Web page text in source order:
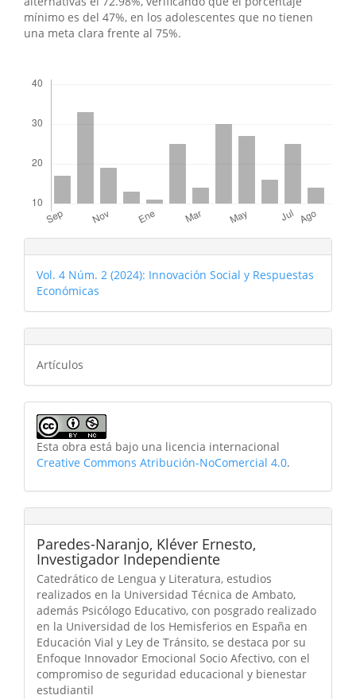
mínimo es del 47%, en los adolescentes que no tienen
una meta clara frente al 75%.
Vol. 4 Núm. 2 (2024): Innovación Social y Respuestas
Económicas
Artículos
Esta obra está bajo una licencia internacional
Creative Commons Atribución-NoComercial 4.0.
Paredes-Naranjo, Kléver Ernesto,
Investigador Independiente
Catedrático de Lengua y Literatura, estudios
realizados en la Universidad Técnica de Ambato,
además Psicólogo Educativo, con posgrado realizado
en la Universidad de los Hemisferios en España en
Educación Vial y Ley de Tránsito, se destaca por su
Enfoque Innovador Emocional Socio Afectivo, con el
compromiso de seguridad educacional y bienestar
estudiantil